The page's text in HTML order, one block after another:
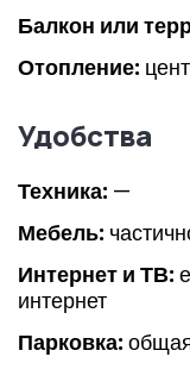
Балкон или
Отопление:
Удобства
Техника: —
Мебель:
Интернет и ТВ:
интернет
Парковка: